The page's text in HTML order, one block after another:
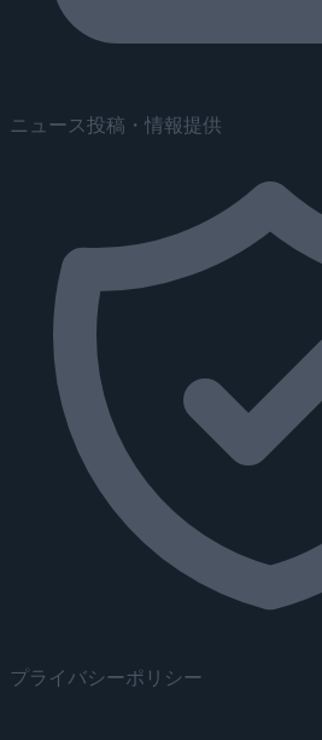
ニュース投稿・情報提供
プライバシーポリシー